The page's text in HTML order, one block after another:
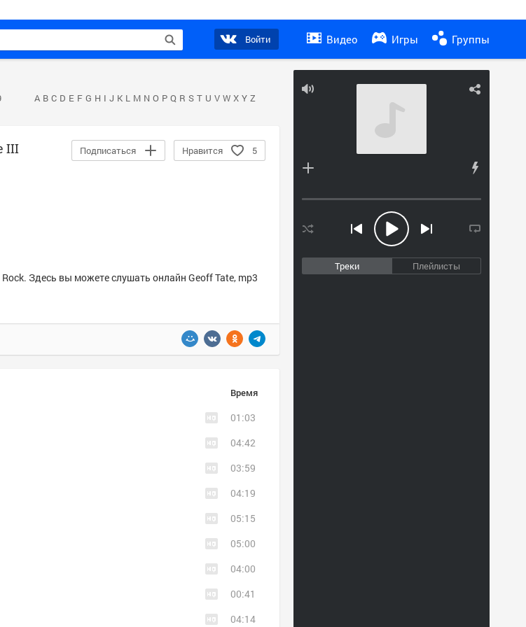
Войти Видео Игры Группы
Треки Плейлисты
A B C D E F G H I J K L M N O P Q R S T U V W X Y Z
Подписаться Нравится 5
III
Здесь вы можете слушать онлайн Geoff Tate, mp3
Время
01:03
04:42
03:59
04:19
05:15
05:00
04:00
00:41
04:14